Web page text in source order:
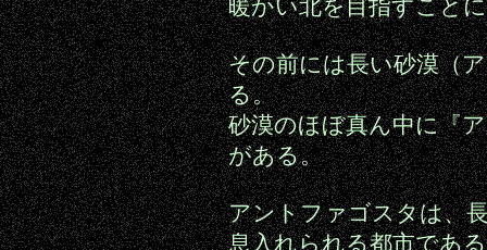
暖かい北を目指すこと
その前には長い砂漠（
る。
砂漠のほぼ真ん中に『
がある。
アントファゴスタは、
息入れられる都市であ